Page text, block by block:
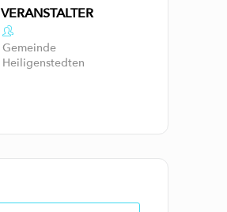
VERANSTALTER
Gemeinde
Heiligenstedten